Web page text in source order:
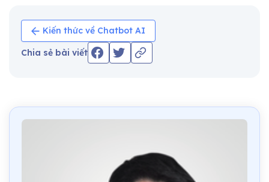
Kiến thức về Chatbot AI
Chia sẻ bài viết